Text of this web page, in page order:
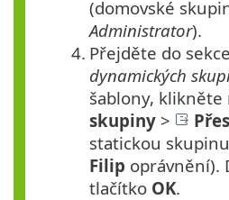
(domovské
Administrator).
4. Přejděte do sekce
dynamických
šablony, klikněte
skupiny >
statickou
Filip oprávnění).
tlačítko OK.